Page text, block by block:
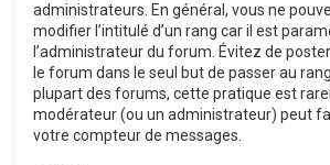
administrateurs. En général, vous ne
modifier l’intitulé d’un rang car il est
l’administrateur du forum. Évitez de
le forum dans le seul but de passer au
plupart des forums, cette pratique est
modérateur (ou un administrateur) peut
votre compteur de messages.